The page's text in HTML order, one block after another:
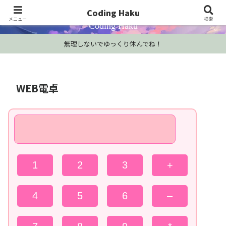
プログラミング学習・開発Tips・技術情報
Coding Haku
無理しないでゆっくり休んでね！
WEB電卓
1 2 3 +
4 5 6 –
メニュー
Coding Haku
検索